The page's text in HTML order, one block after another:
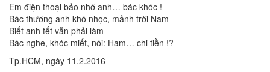
Em điện thoại bảo nhớ anh… bác khóc !
Bác thương anh khó nhọc, mảnh trời Nam
Biết anh tết vẫn phải làm
Bác nghe, khóc miết, nói: Ham… chi tiền !?
Tp.HCM, ngày 11.2.2016